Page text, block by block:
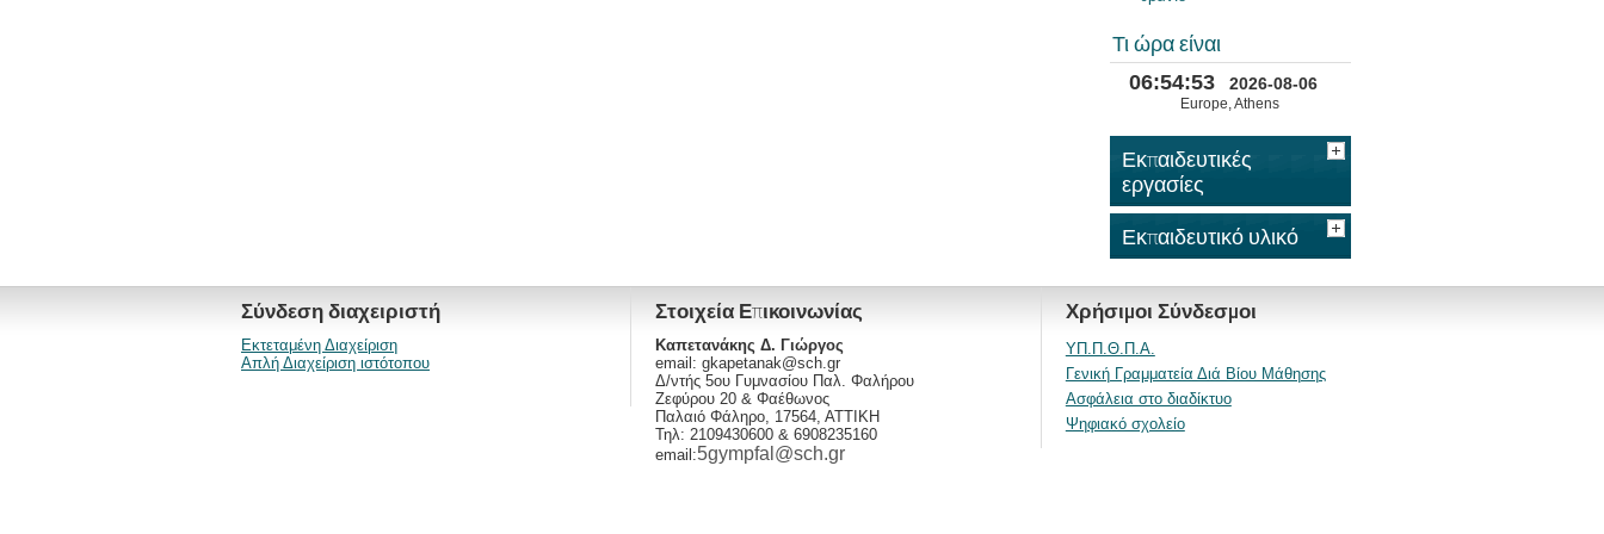
Τι ώρα είναι
06:54:53 2026-08-06
Europe, Athens
Εκπαιδευτικές
εργασίες
Εκπαιδευτικό υλικό
Σύνδεση διαχειριστή
Εκτεταμένη Διαχείριση
Απλή Διαχείριση ιστότοπου
Στοιχεία Επικοινωνίας
Καπετανάκης Δ. Γιώργος
email: gkapetanak@sch.gr
Δ/ντής 5ου Γυμνασίου Παλ. Φαλήρου
Ζεφύρου 20 & Φαέθωνος
Παλαιό Φάληρο, 17564, ΑΤΤΙΚΗ
Τηλ: 2109430600 & 6908235160
email:5gympfal@sch.gr
Χρήσιμοι Σύνδεσμοι
ΥΠ.Π.Θ.Π.Α.
Γενική Γραμματεία Διά Βίου Μάθησης
Ασφάλεια στο διαδίκτυο
Ψηφιακό σχολείο